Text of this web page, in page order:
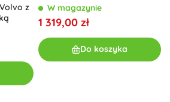
z
W magazynie
1 319,00 zł
Do koszyka